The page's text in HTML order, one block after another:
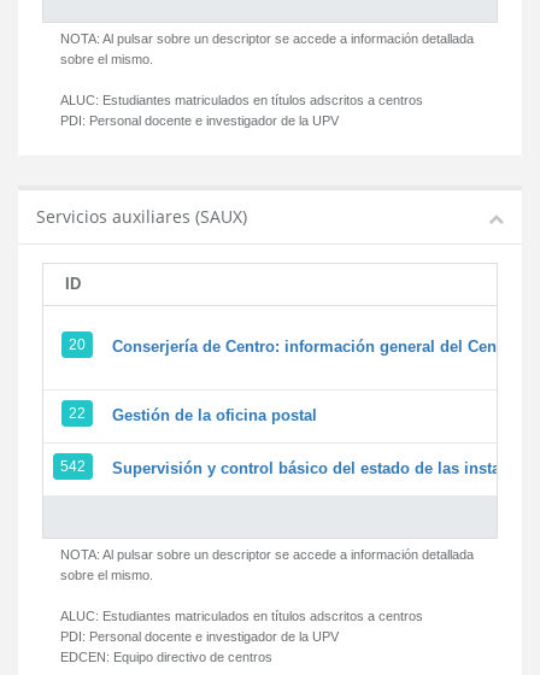
NOTA: Al pulsar sobre un descriptor se accede a información detallada
sobre el mismo.
ALUC: Estudiantes matriculados en títulos adscritos a centros
PDI: Personal docente e investigador de la UPV
Servicios auxiliares (SAUX)
ID
20 Conserjería de Centro: información general del Centro y
22 Gestión de la oficina postal
542 Supervisión y control básico del estado de las
NOTA: Al pulsar sobre un descriptor se accede a información detallada
sobre el mismo.
ALUC: Estudiantes matriculados en títulos adscritos a centros
PDI: Personal docente e investigador de la UPV
EDCEN: Equipo directivo de centros